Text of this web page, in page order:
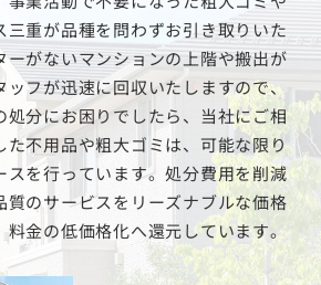
三重が品種を問わずお引き取りいた
ーがないマンションの上階や搬出が
フが迅速に回収いたしますので、
処分にお困りでしたら、当社にご相
た不用品や粗大ゴミは、可能な限り
スを行っています。処分費用を削減
質のサービスをリーズナブルな価格
料金の低価格化へ還元しています。